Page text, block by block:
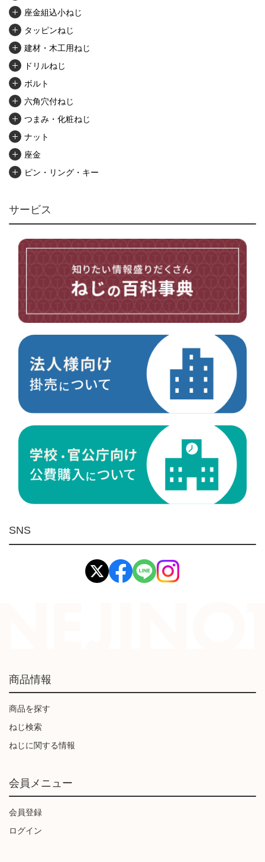
座金組込小ねじ
タッピンねじ
建材・木工用ねじ
ドリルねじ
ボルト
六角穴付ねじ
つまみ・化粧ねじ
ナット
座金
ピン・リング・キー
アンカー・プラグ
ユニファイねじ
その他ねじ
電材・設備
切削工具
ケミカル製品
荷役伝導
環境安全用品
イマオ製品(IMAO)
工業資材(栃木屋)
サービス
SNS
商品情報
商品を探す
ねじ検索
ねじに関する情報
会員メニュー
会員登録
ログイン